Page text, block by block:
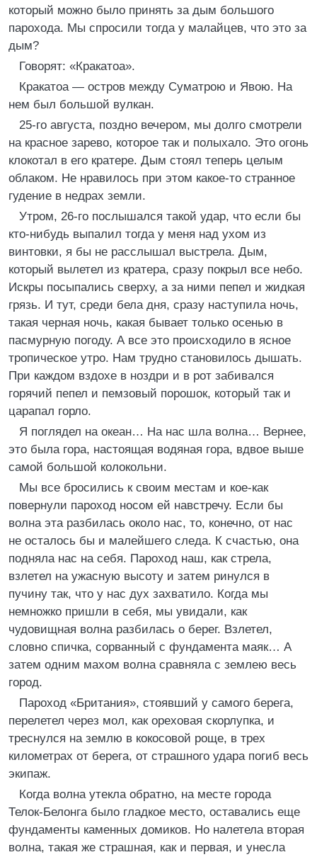
который можно было принять за дым большого
парохода. Мы спросили тогда у малайцев, что это за
дым?
Говорят: «Кракатоа».
Кракатоа — остров между Суматрою и Явою. На
нем был большой вулкан.
25-го августа, поздно вечером, мы долго смотрели
на красное зарево, которое так и полыхало. Это огонь
клокотал в его кратере. Дым стоял теперь целым
облаком. Не нравилось при этом какое-то странное
гудение в недрах земли.
Утром, 26-го послышался такой удар, что если бы
кто-нибудь выпалил тогда у меня над ухом из
винтовки, я бы не расслышал выстрела. Дым,
который вылетел из кратера, сразу покрыл все небо.
Искры посыпались сверху, а за ними пепел и жидкая
грязь. И тут, среди бела дня, сразу наступила ночь,
такая черная ночь, какая бывает только осенью в
пасмурную погоду. А все это происходило в ясное
тропическое утро. Нам трудно становилось дышать.
При каждом вздохе в ноздри и в рот забивался
горячий пепел и пемзовый порошок, который так и
царапал горло.
Я поглядел на океан… На нас шла волна… Вернее,
это была гора, настоящая водяная гора, вдвое выше
самой большой колокольни.
Мы все бросились к своим местам и кое-как
повернули пароход носом ей навстречу. Если бы
волна эта разбилась около нас, то, конечно, от нас
не осталось бы и малейшего следа. К счастью, она
подняла нас на себя. Пароход наш, как стрела,
взлетел на ужасную высоту и затем ринулся в
пучину так, что у нас дух захватило. Когда мы
немножко пришли в себя, мы увидали, как
чудовищная волна разбилась о берег. Взлетел,
словно спичка, сорванный с фундамента маяк… А
затем одним махом волна сравняла с землею весь
город.
Пароход «Британия», стоявший у самого берега,
перелетел через мол, как ореховая скорлупка, и
треснулся на землю в кокосовой роще, в трех
километрах от берега, от страшного удара погиб весь
экипаж.
Когда волна утекла обратно, на месте города
Телок-Белонга было гладкое место, оставались еще
фундаменты каменных домиков. Но налетела вторая
волна, такая же страшная, как и первая, и унесла